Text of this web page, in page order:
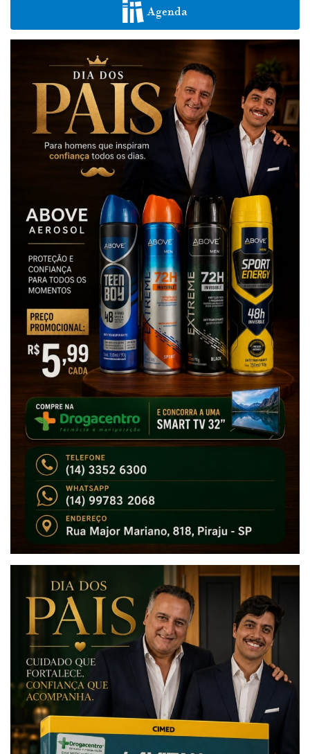
Agenda